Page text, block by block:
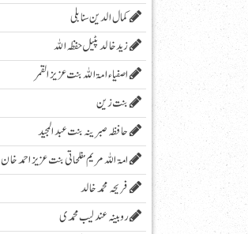
کمال الدین سنابلی
زیدخالد پٹیل حفظہ اللہ
اصفیاء امۃ اللہ بنت عزیز القمر
بنت زین
حافظہ صبرینہ بنت عبد المجید
امۃ اللہ مریم مفلحاتی بنت عزیز احمد خان
فریحہ محمد خالد
روبینہ عندلیب محمدی